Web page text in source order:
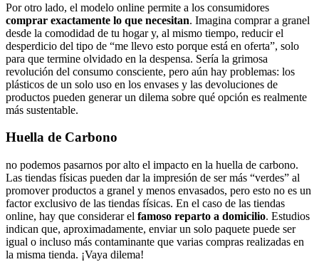
Por otro lado, el modelo online permite a los consumidores
comprar exactamente lo que necesitan. Imagina comprar a granel
desde la comodidad de tu hogar y, al mismo tiempo, reducir el
desperdicio del tipo de “me llevo esto porque está en oferta”, solo
para que termine olvidado en la despensa. Sería la grimosa
revolución del consumo consciente, pero aún hay problemas: los
plásticos de un solo uso en los envases y las devoluciones de
productos pueden generar un dilema sobre qué opción es realmente
más sustentable.
Huella de Carbono
no podemos pasarnos por alto el impacto en la huella de carbono.
Las tiendas físicas pueden dar la impresión de ser más “verdes” al
promover productos a granel y menos envasados, pero esto no es un
factor exclusivo de las tiendas físicas. En el caso de las tiendas
online, hay que considerar el famoso reparto a domicilio. Estudios
indican que, aproximadamente, enviar un solo paquete puede ser
igual o incluso más contaminante que varias compras realizadas en
la misma tienda. ¡Vaya dilema!